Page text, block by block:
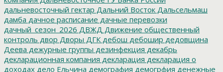
дальневосточный гектар Дальний Восток Дальсельмаш
дамба дачное расписание дачные перевозки
дачный_сезон_2026 ДВЖД Движение общественный
контроль двор Дворы ДГК дебош дебошир дедовщина
Деева дежурные группы дезинфекция декабрь
декларационная компания декларация декларация о
доходах дело Ельчина демография демогрфия денежные